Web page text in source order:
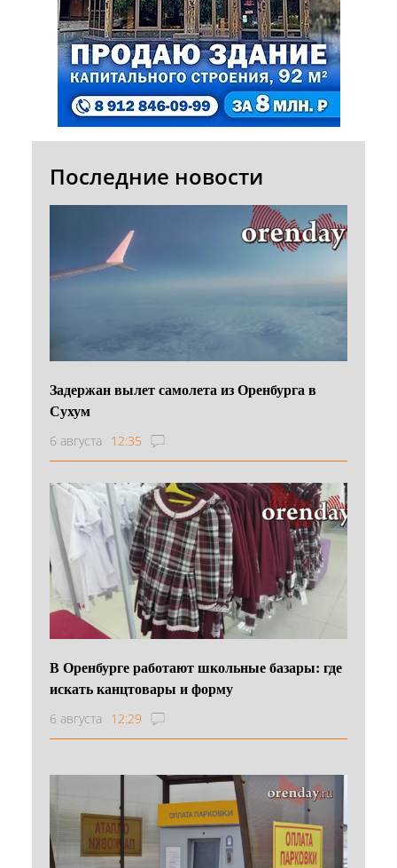
Последние новости
Задержан вылет самолета из Оренбурга в
Сухум
6 августа 12:35
В Оренбурге работают школьные базары: где
искать канцтовары и форму
6 августа 12:29